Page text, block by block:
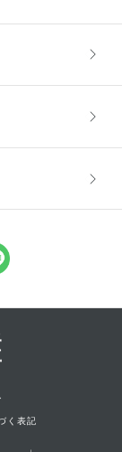
く表記